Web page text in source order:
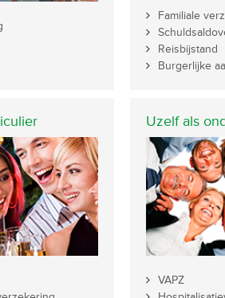
Familiale
Reisbijstand
Burgerlijke
Uzelf als
VAPZ